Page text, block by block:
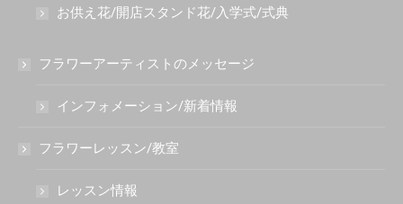
お供え花/開店スタンド花/入学式/式典
フラワーアーティストのメッセージ
インフォメーション/新着情報
フラワーレッスン/教室
レッスン情報